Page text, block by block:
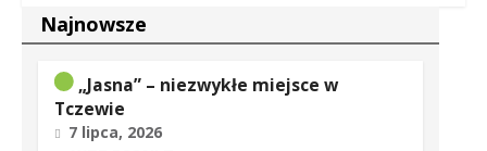
Najnowsze
„Jasna” – niezwykłe miejsce w
Tczewie
7 lipca, 2026